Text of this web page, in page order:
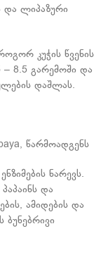
და ლიპაზური
კუჭის წვენის
– 8.5 გარემოში და
დაშლას.
წარმოადგენს
ნარევს.
და
ამიდების და
ბუნებრივი